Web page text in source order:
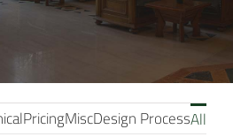
All
Design Process
Misc
Pricing